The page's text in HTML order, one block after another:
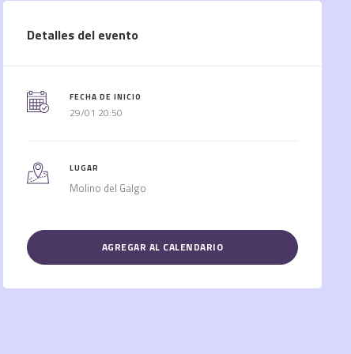
Detalles del evento
FECHA DE INICIO
29/01 20:50
LUGAR
Molino del Galgo
AGREGAR AL CALENDARIO